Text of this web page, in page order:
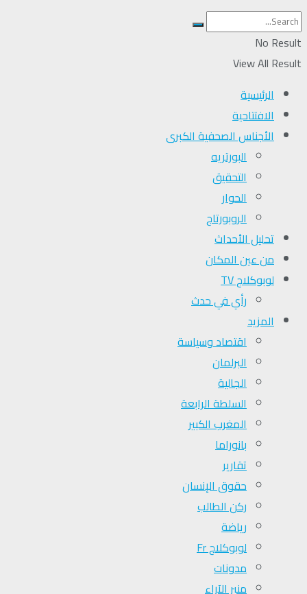
No Result
View All Result
الرئيسية
الافتتاحية
الأجناس الصحفية الكبرى
البورتريه
التحقیق
الحوار
الروبورتاج
تحلیل الأحداث
من عين المكان
لوبوكلاج TV
رأي في حدث
المزيد
اقتصاد وسياسة
البرلمان
الجالية
السلطة الرابعة
المغرب الكبير
بانوراما
تقارير
حقوق الإنسان
ركن الطالب
رياضة
لوبوكلاج Fr
مدونات
منبر الآراء